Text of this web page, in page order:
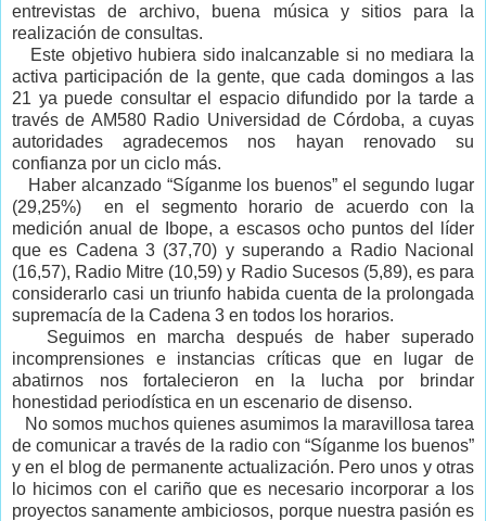
entrevistas de archivo, buena música y sitios para la
realización de consultas.
Este objetivo hubiera sido inalcanzable si no mediara la
activa participación de la gente, que cada domingos a las
21 ya puede consultar el espacio difundido por la tarde a
través de AM580 Radio Universidad de Córdoba, a cuyas
autoridades agradecemos nos hayan renovado su
confianza por un ciclo más.
Haber alcanzado “Síganme los buenos” el segundo lugar
(29,25%) en el segmento horario de acuerdo con la
medición anual de Ibope, a escasos ocho puntos del líder
que es Cadena 3 (37,70) y superando a Radio Nacional
(16,57), Radio Mitre (10,59) y Radio Sucesos (5,89), es para
considerarlo casi un triunfo habida cuenta de la prolongada
supremacía de la Cadena 3 en todos los horarios.
Seguimos en marcha después de haber superado
incomprensiones e instancias críticas que en lugar de
abatirnos nos fortalecieron en la lucha por brindar
honestidad periodística en un escenario de disenso.
No somos muchos quienes asumimos la maravillosa tarea
de comunicar a través de la radio con “Síganme los buenos”
y en el blog de permanente actualización. Pero unos y otras
lo hicimos con el cariño que es necesario incorporar a los
proyectos sanamente ambiciosos, porque nuestra pasión es